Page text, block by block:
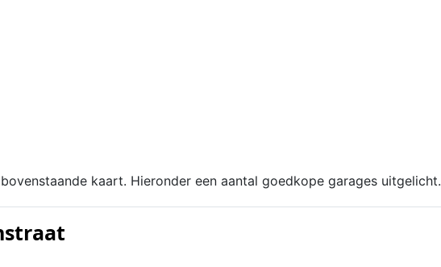
kaart. Hieronder een aantal goedkope garages uitgelicht.